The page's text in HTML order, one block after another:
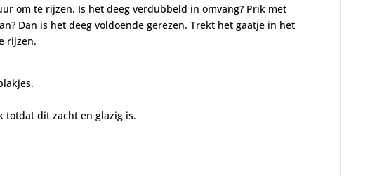
om te rijzen. Is het deeg verdubbeld in omvang? Prik met
Dan is het deeg voldoende gerezen. Trekt het gaatje in het
rijzen.
totdat dit zacht en glazig is.